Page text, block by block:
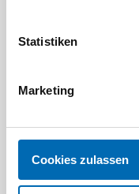
Statistiken
Marketing
Cookies zulassen
HCM Rohrrahmen-
ovaler Rosette